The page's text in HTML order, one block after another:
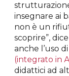
insegnare ai
non è un
scoprire”, dice
anche l’uso
(integrato in
didattici ad